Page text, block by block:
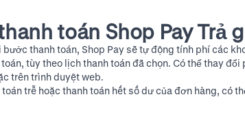
toán Shop Pay Trả
thanh toán, Shop Pay sẽ tự động tính phí các
tùy theo lịch thanh toán đã chọn. Có thể thay
trên trình duyệt web.
trễ hoặc thanh toán hết số dư của đơn hàng, có